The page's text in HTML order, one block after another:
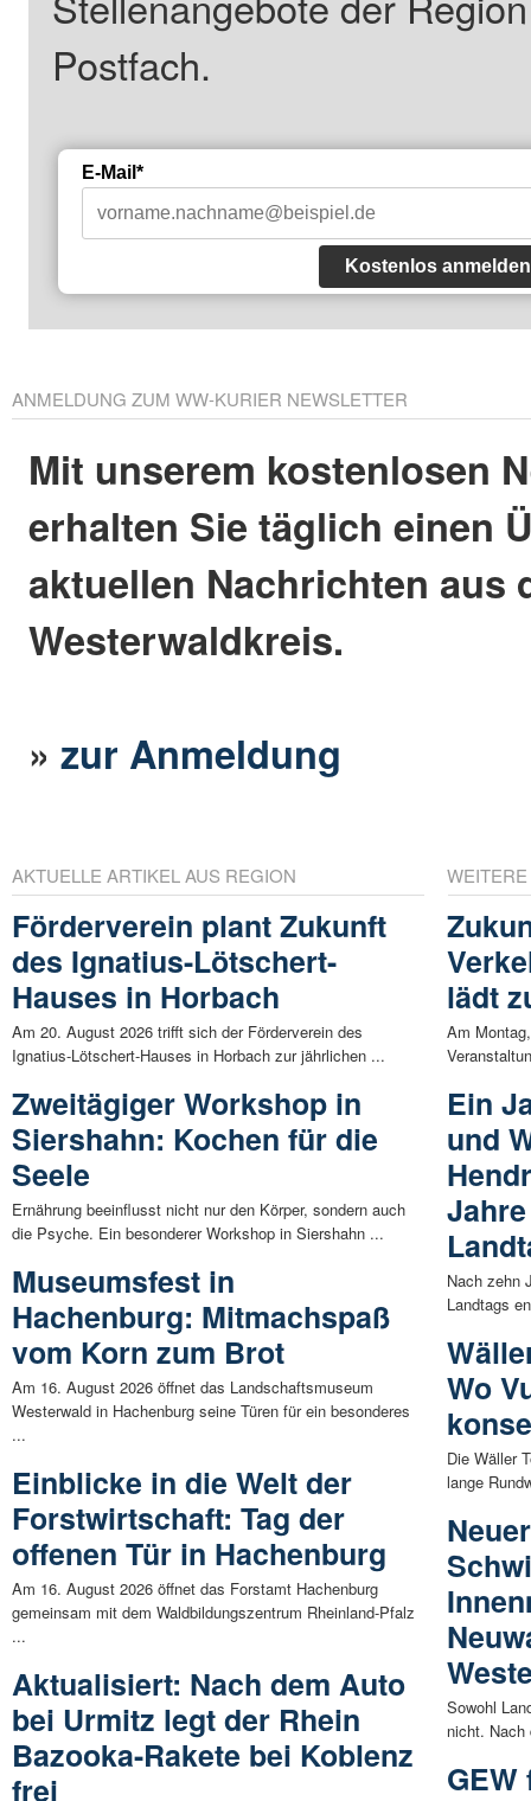
Postfach.
E-Mail*
Kostenlos anmelden
ANMELDUNG ZUM WW-KURIER NEWSLETTER
Mit unserem kostenlosen
erhalten Sie täglich einen
aktuellen Nachrichten aus
Westerwaldkreis.
»zur Anmeldung
AKTUELLE ARTIKEL AUS REGION
Förderverein plant Zukunft
des Ignatius-Lötschert-
Hauses in Horbach
Am 20. August 2026 trifft sich der Förderverein des
Ignatius-Lötschert-Hauses in Horbach zur jährlichen ...
Zweitägiger Workshop in
Siershahn: Kochen für die
Seele
Ernährung beeinflusst nicht nur den Körper, sondern auch
die Psyche. Ein besonderer Workshop in Siershahn ...
Museumsfest in
Hachenburg: Mitmachspaß
vom Korn zum Brot
Am 16. August 2026 öffnet das Landschaftsmuseum
Westerwald in Hachenburg seine Türen für ein besonderes
...
Einblicke in die Welt der
Forstwirtschaft: Tag der
offenen Tür in Hachenburg
Am 16. August 2026 öffnet das Forstamt Hachenburg
gemeinsam mit dem Waldbildungszentrum Rheinland-Pfalz
...
Aktualisiert: Nach dem Auto
bei Urmitz legt der Rhein
Bazooka-Rakete bei Koblenz
frei
lädt
Am
Ein
und
Nach zehn
Landtags
Wo
Die Wäller
lange
Sowohl
nicht.